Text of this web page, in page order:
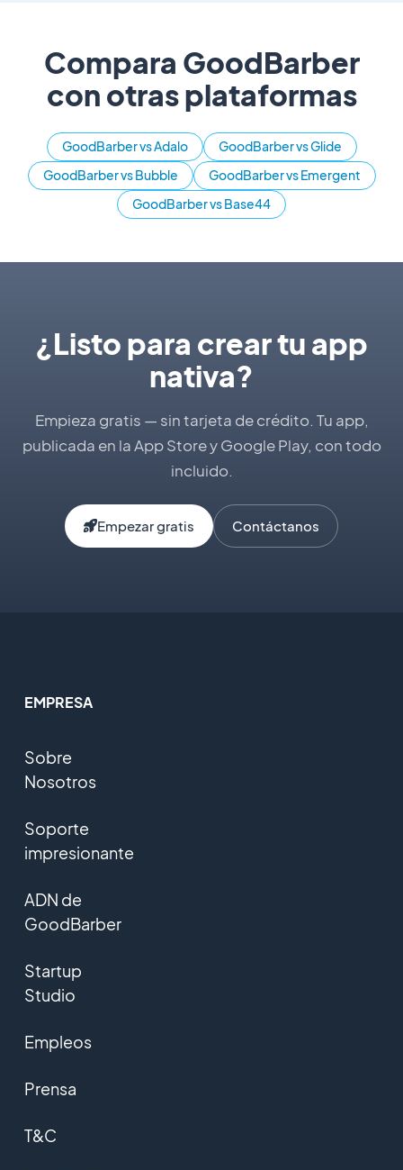
Compara GoodBarber
con otras plataformas
GoodBarber vs Adalo
GoodBarber vs Glide
GoodBarber vs Bubble
GoodBarber vs Emergent
GoodBarber vs Base44
¿Listo para crear tu app
nativa?
Empieza gratis — sin tarjeta de crédito. Tu app,
publicada en la App Store y Google Play, con todo
incluido.
Empezar gratis Contáctanos
EMPRESA
Sobre
Nosotros
Soporte
impresionante
ADN de
GoodBarber
Startup
Studio
Empleos
Prensa
T&C